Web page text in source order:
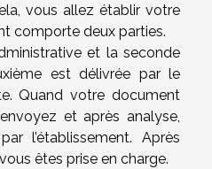
vous allez établir votre
comporte deux parties.
et la seconde
est délivrée par le
Quand votre document
et après analyse,
l’établissement. Après
êtes prise en charge.